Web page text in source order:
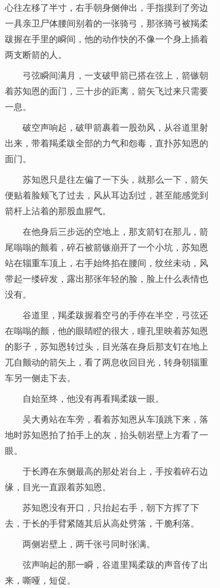
心往左移了半寸，右手朝身侧伸出，手指摸到了旁边
一具亲卫尸体腰间别着的一张骑弓，那张骑弓被羯柔
跋握在手里的瞬间，他的动作快的不像一个身上插着
两支断箭的人。
弓弦瞬间满月，一支破甲箭已搭在弦上，箭镞朝
着苏知恩的面门，三十步的距离，箭矢飞过来只需要
一息。
破空声响起，破甲箭裹着一股劲风，从谷道里射
出来，带着羯柔跋全部的力气和怨毒，直扑苏知恩的
面门。
苏知恩只是往左偏了一下头，就那么一下，箭矢
便贴着脸颊飞了过去，风从耳边刮过，甚至能感觉到
箭杆上沾着的那股血腥气。
在他身后三步远的空地上，那支箭钉在那儿，箭
尾嗡嗡的颤着，碎石被箭镞崩开了一个小坑，苏知恩
站在辎重车顶上，右手始终掐在腰间，纹丝未动，风
带起一缕碎发，露出那张年轻的脸，脸上什么表情也
没有。
谷道里，羯柔跋握着空弓的手停在半空，弓弦还
在嗡嗡的颤，他的眼睛瞪的很大，瞳孔里映着苏知恩
的影子，苏知恩转过头，目光落在身后那支钉在地上
兀自颤动的箭矢上，看了两息收回目光，转身朝辎重
车另一侧走下去。
自始至终，他没有再看羯柔跋一眼。
吴大勇站在车旁，看着苏知恩从车顶跳下来，落
地时苏知恩拍了拍手上的灰，抬头朝岩壁上方看了一
眼。
于长蹲在东侧最高的那处岩台上，手按着碎石边
缘，目光一直跟着苏知恩。
苏知恩没有开口，只抬起右手，朝下方挥了下
去，于长的手臂紧随其后从高处劈落，干脆利落。
两侧岩壁上，两千张弓同时张满。
弦声响起的那一瞬，谷道里羯柔跋的声音传了出
来，嘶哑，短促。